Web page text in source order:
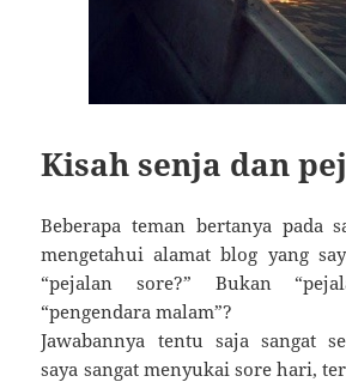
Kisah senja dan
Beberapa teman bertanya pada
mengetahui alamat blog yang
“pejalan sore?” Bukan
“pengendara malam”?
Jawabannya tentu saja sangat
saya sangat menyukai sore hari,